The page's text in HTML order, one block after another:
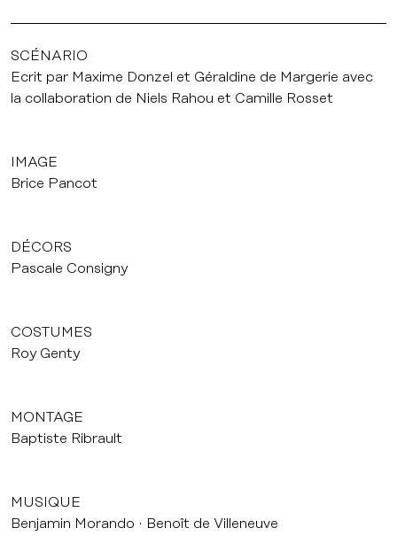
SCÉNARIO
Ecrit par Maxime Donzel et Géraldine de Margerie avec
la collaboration de Niels Rahou et Camille Rosset
IMAGE
Brice Pancot
DÉCORS
Pascale Consigny
COSTUMES
Roy Genty
MONTAGE
Baptiste Ribrault
MUSIQUE
Benjamin Morando
Benoît de Villeneuve